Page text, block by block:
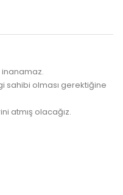
sahibi olması gerektiğine
atmış olacağız.